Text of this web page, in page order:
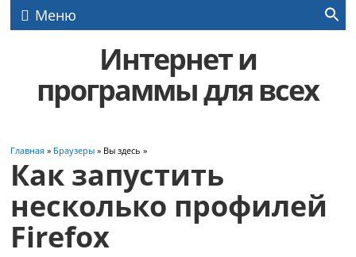
Меню
Интернет и
программы для всех
Главная » Браузеры » Вы здесь »
Как запустить
несколько профилей
Firefox